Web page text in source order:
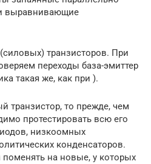
выравнивающие
транзисторов. При
переходы база-эмиттер
такая же, как при ).
транзистор, то прежде, чем
протестировать всю его
низкоомных
конденсаторов.
на новые, у которых